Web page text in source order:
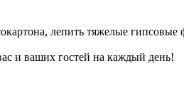
лепить тяжелые
и ваших гостей на каждый день!